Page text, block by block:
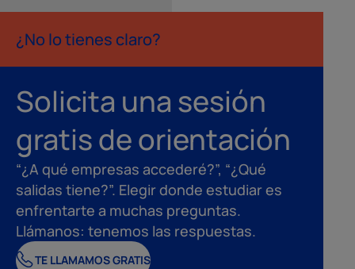
¿No lo tienes claro?
Solicita una sesión
gratis de orientación
“¿A qué empresas accederé?”, “¿Qué
salidas tiene?”. Elegir donde estudiar es
enfrentarte a muchas preguntas.
Llámanos: tenemos las respuestas.
TE LLAMAMOS GRATIS